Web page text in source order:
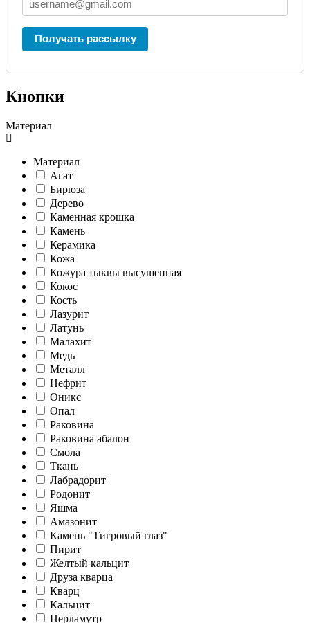
Получать рассылку
Кнопки
Материал
Материал
Агат
Бирюза
Дерево
Каменная крошка
Камень
Керамика
Кожа
Кожура тыквы высушенная
Кокос
Кость
Лазурит
Латунь
Малахит
Медь
Металл
Нефрит
Оникс
Опал
Раковина
Раковина абалон
Смола
Ткань
Лабрадорит
Родонит
Яшма
Амазонит
Камень "Тигровый глаз"
Пирит
Желтый кальцит
Друза кварца
Кварц
Кальцит
Перламутр